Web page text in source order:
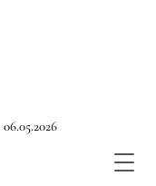
06.05.2026